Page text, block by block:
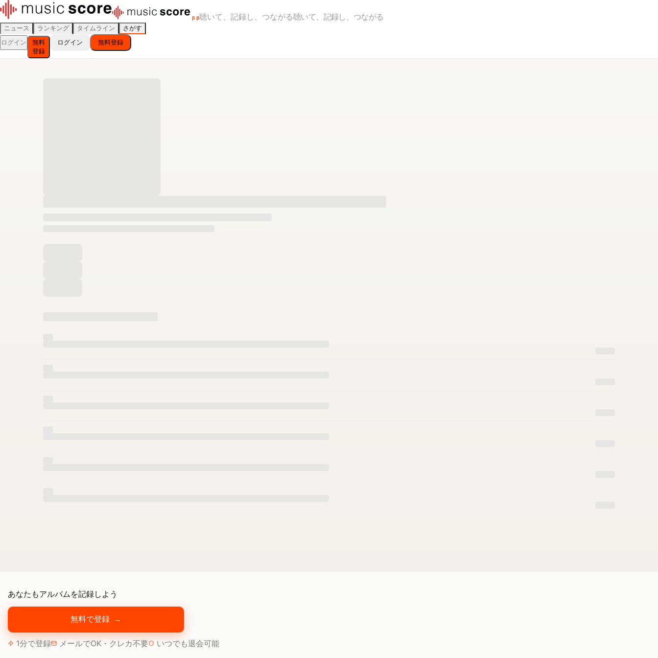
β β聴いて、記録し、つながる聴いて、記録し、つながる
ニュース ランキング タイムライン
さがす
ログイン
無料
登録
ログイン 無料登録
あなたもアルバムを記録しよう
無料で登録 →
1分で登録 メールでOK・クレカ不要 いつでも退会可能